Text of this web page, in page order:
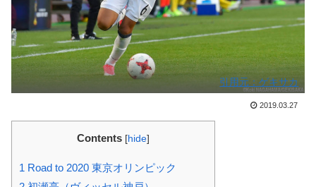
引用元：ゲキサカ
2019.03.27
Contents [hide]
1 Road to 2020 東京オリンピック